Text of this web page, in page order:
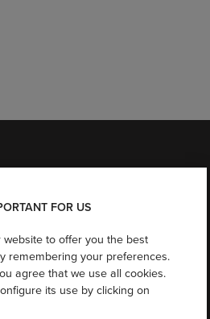
DE 50€. ENTREGA EN 24/48H
FOR US
to offer you the best
remembering your preferences.
agree that we use all cookies.
its use by clicking on